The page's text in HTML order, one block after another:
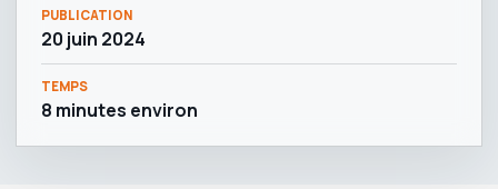
PUBLICATION
20 juin 2024
TEMPS
8 minutes environ